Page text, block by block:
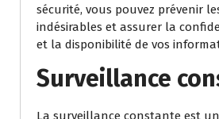
sécurité, vous pouvez prévenir
indésirables et assurer la
et la disponibilité de vos
Surveillance
La surveillance constante est